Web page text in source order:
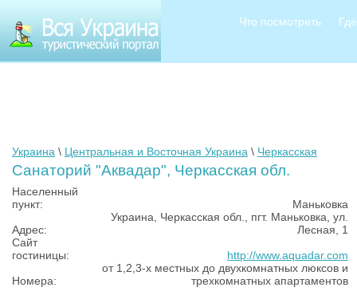
Что посмотреть
Украина \ Центральная и Восточная Украина \ Черкасская
Санаторий "Аквадар", Черкасская обл.
Населенный
пункт:
Маньковка
Адрес:
Украина, Черкасская обл., пгт. Маньковка, ул.
Лесная, 1
Сайт
гостиницы:
http://www.aquadar.com
Номера:
от 1,2,3-х местных до двухкомнатных люксов и
трехкомнатных апартаментов